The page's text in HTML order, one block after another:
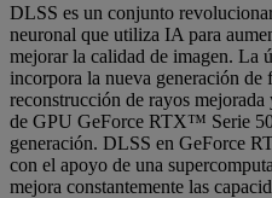
DLSS es un conjunto
neuronal que utiliza IA para
mejorar la calidad de imagen. La
incorpora la nueva generación de
reconstrucción de rayos
de GPU GeForce RTX™ Serie
generación. DLSS en GeForce
con el apoyo de una
mejora constantemente las